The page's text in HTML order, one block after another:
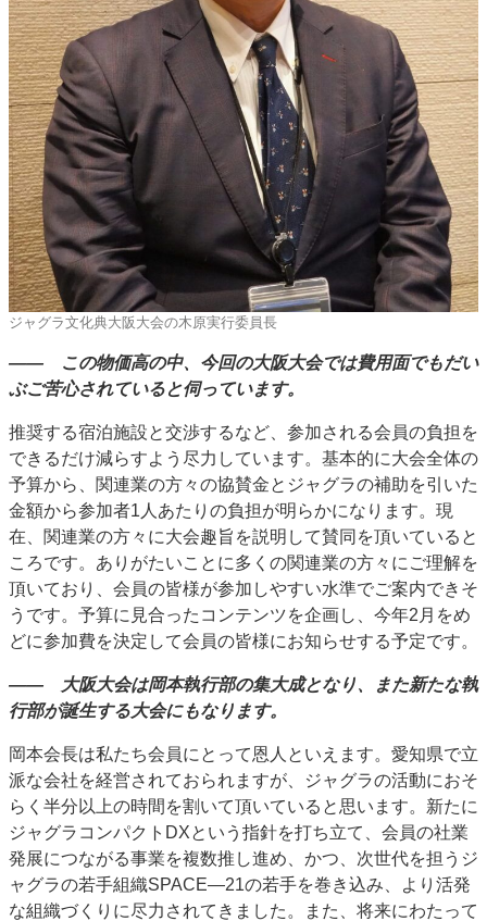
ジャグラ文化典大阪大会の木原実行委員長
―― この物価高の中、今回の大阪大会では費用面でもだい
ぶご苦心されていると伺っています。
推奨する宿泊施設と交渉するなど、参加される会員の負担を
できるだけ減らすよう尽力しています。基本的に大会全体の
予算から、関連業の方々の協賛金とジャグラの補助を引いた
金額から参加者1人あたりの負担が明らかになります。現
在、関連業の方々に大会趣旨を説明して賛同を頂いていると
ころです。ありがたいことに多くの関連業の方々にご理解を
頂いており、会員の皆様が参加しやすい水準でご案内できそ
うです。予算に見合ったコンテンツを企画し、今年2月をめ
どに参加費を決定して会員の皆様にお知らせする予定です。
―― 大阪大会は岡本執行部の集大成となり、また新たな執
行部が誕生する大会にもなります。
岡本会長は私たち会員にとって恩人といえます。愛知県で立
派な会社を経営されておられますが、ジャグラの活動におそ
らく半分以上の時間を割いて頂いていると思います。新たに
ジャグラコンパクトDXという指針を打ち立て、会員の社業
発展につながる事業を複数推し進め、かつ、次世代を担うジ
ャグラの若手組織SPACE―21の若手を巻き込み、より活発
な組織づくりに尽力されてきました。また、将来にわたって